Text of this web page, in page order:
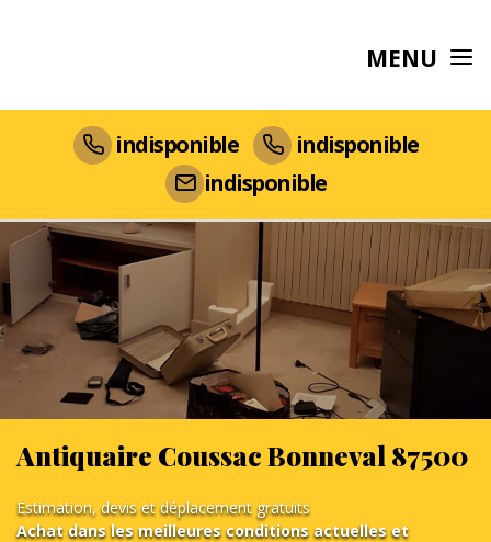
MENU
indisponible
indisponible
indisponible
Antiquaire Coussac Bonneval 87500
Estimation, devis et déplacement gratuits
Achat dans les meilleures conditions actuelles et